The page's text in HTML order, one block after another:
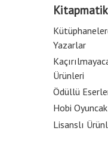
Yazarlar
Ürünleri
Ödüllü
Hobi
Lisanslı